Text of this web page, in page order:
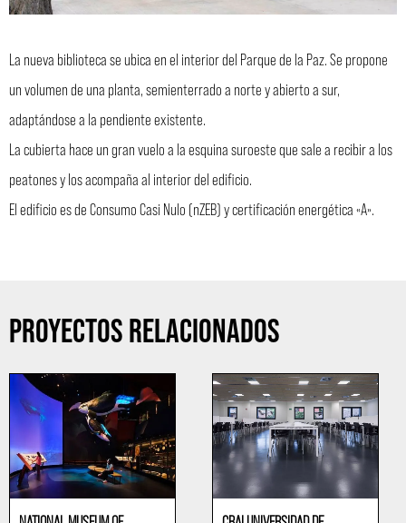
La nueva biblioteca se ubica en el interior del Parque de la Paz. Se propone
un volumen de una planta, semienterrado a norte y abierto a sur,
adaptándose a la pendiente existente.
La cubierta hace un gran vuelo a la esquina suroeste que sale a recibir a los
peatones y los acompaña al interior del edificio.
El edificio es de Consumo Casi Nulo (nZEB) y certificación energética «A».
PROYECTOS RELACIONADOS